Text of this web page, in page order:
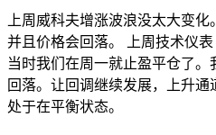
上周威科夫增涨波浪没太大变
并且价格会回落。 上周技术仪
当时我们在周一就止盈平仓了
回落。让回调继续发展，上升
处于在平衡状态。